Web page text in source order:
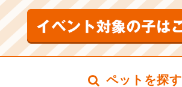
ペットを探す